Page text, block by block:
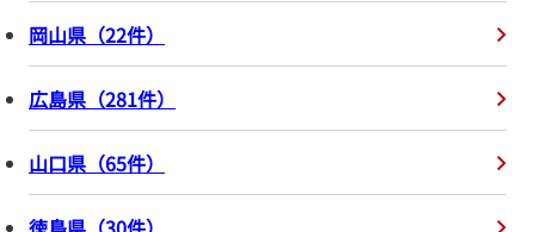
岡山県 （22件）
広島県 （281件）
山口県 （65件）